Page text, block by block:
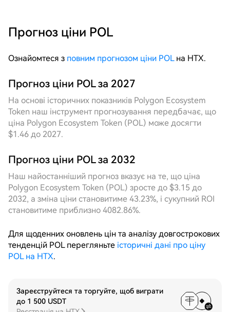
коливань рівномірний, щогодинний розподіл
обсягу стабільний, ордери сітки багаторазово
діапазону, частота спрацьовувань сітки за день є
захоплює коливання в цьому діапазоні, але через
фіксовані межі діапазону існує ризик пропуску
деяких екстремальних значень; динамічна сітка
автоматично регулює крок та центр діапазону
відповідно до поточної волатильності, ефективно
захоплюючи численні невеликі імпульсні рухи
значно перевищує фіксовану сітку. Огляд 7D
показує, що ціна цього тижня поступово
піднімалася з відносно низького рівня, в середині
періоду відбувся один різкий стрибок зі
збільшенням обсягу, після чого відбулася
корекція, створюючи ідеальне середовище для
сіткової торгівлі «купуй на дні, продавай на піку».
Загальна кількість спрацьовувань сітки за тиждень
значно перевищила показники періодів з
однонаправленим трендом; динамічна сітка в
простою коштів через надто низьку нижню межу
фіксованої сітки, що дозволило повністю розкрити
Прогноз ціни POL
Ознайомтеся з повним прогнозом ціни POLна HTX.
Прогноз ціни POL за 2027
На основі історичних показників Polygon Ecosystem
Token наш інструмент прогнозування передбачає, що
ціна Polygon Ecosystem Token (POL) може досягти
$1.46 до 2027.
Прогноз ціни POL за 2032
Наш найостанніший прогноз вказує на те, що ціна
Polygon Ecosystem Token (POL) зросте до $3.15 до
2032, а зміна ціни становитиме 43.23%, і сукупний ROI
становитиме приблизно 4082.86%.
Для щоденних оновлень цін та аналізу довгострокових
тенденцій POL перегляньте історичні дані про ціну
POL на HTX.
Зареєструйтеся та торгуйте, щоб виграти
до 1 500 USDT